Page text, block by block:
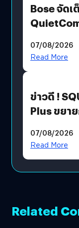
Bose จัดเ
07/08/2026
Read More
ข่าวดี !
Plus ขยา
โดยตรง
07/08/2026
Read More
Related